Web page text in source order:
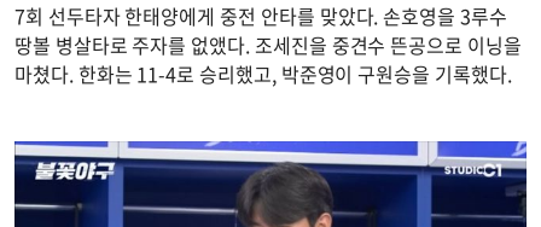
7회 선두타자 한태양에게 중전 안타를 맞았다. 손호영을 3루수
땅볼 병살타로 주자를 없앴다. 조세진을 중견수 뜬공으로 이닝을
마쳤다. 한화는 11-4로 승리했고, 박준영이 구원승을 기록했다.